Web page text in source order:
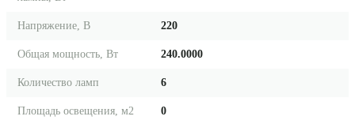
Напряжение, В 220
Общая мощность, Вт 240.0000
Количество ламп 6
Площадь освещения, м2 0